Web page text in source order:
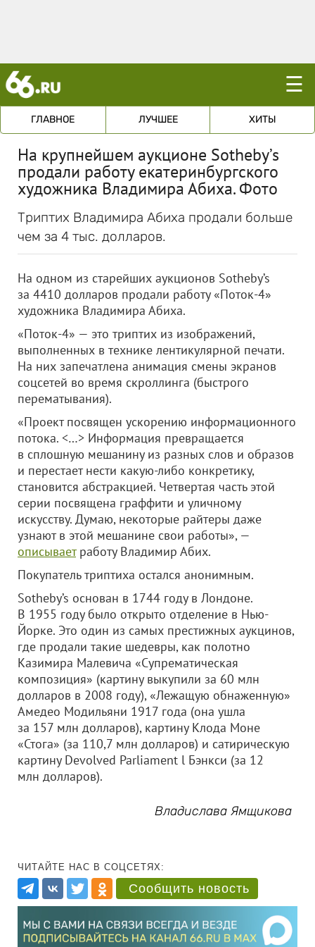
☰
ГЛАВНОЕ ЛУЧШЕЕ ХИТЫ
На крупнейшем аукционе Sotheby’s
продали работу екатеринбургского
художника Владимира Абиха. Фото
Триптих Владимира Абиха продали больше
чем за 4 тыс. долларов.
На одном из старейших аукционов Sotheby’s
за 4410 долларов продали работу «Поток-4»
художника Владимира Абиха.
«Поток-4» — это триптих из изображений,
выполненных в технике лентикулярной печати.
На них запечатлена анимация смены экранов
соцсетей во время скроллинга (быстрого
перематывания).
«Проект посвящен ускорению информационного
потока. <…> Информация превращается
в сплошную мешанину из разных слов и образов
и перестает нести какую-либо конкретику,
становится абстракцией. Четвертая часть этой
серии посвящена граффити и уличному
искусству. Думаю, некоторые райтеры даже
узнают в этой мешанине свои работы», —
описываетработу Владимир Абих.
Покупатель триптиха остался анонимным.
Sotheby’s основан в 1744 году в Лондоне.
В 1955 году было открыто отделение в Нью-
Йорке. Это один из самых престижных аукцинов,
где продали такие шедевры, как полотно
Казимира Малевича «Супрематическая
композиция» (картину выкупили за 60 млн
долларов в 2008 году), «Лежащую обнаженную»
Амедео Модильяни 1917 года (она ушла
за 157 млн долларов), картину Клода Моне
«Стога» (за 110,7 млн долларов) и сатирическую
картину Devolved Parliament l Бэнкси (за 12
млн долларов).
Владислава Ямщикова
ЧИТАЙТЕ НАС В СОЦСЕТЯХ:
Сообщить новость